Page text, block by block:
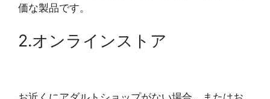
価な製品です。
2.オンラインストア